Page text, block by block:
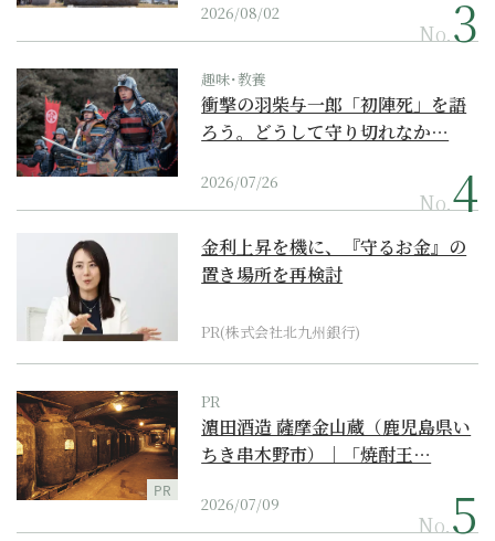
2026/08/02
No.
趣味･教養
衝撃の羽柴与一郎「初陣死」を語
ろう。どうして守り切れなか…
2026/07/26
No.
金利上昇を機に、『守るお金』の
置き場所を再検討
PR(株式会社北九州銀行)
PR
PR
濵田酒造 薩摩金山蔵（鹿児島県い
ちき串木野市）｜「焼酎王…
2026/07/09
No.